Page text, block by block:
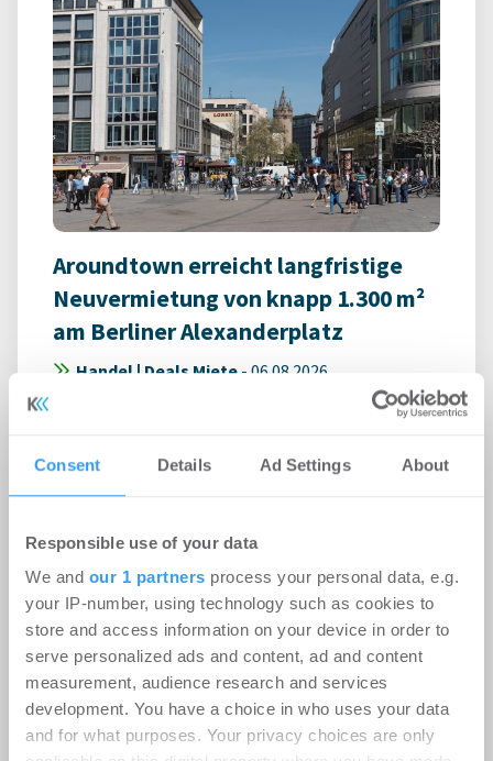
Consent Details Ad Settings About
Responsible use of your data
We and our 1 partners process your personal data, e.g.
your IP-number, using technology such as cookies to
store and access information on your device in order to
serve personalized ads and content, ad and content
measurement, audience research and services
development. You have a choice in who uses your data
and for what purposes. Your privacy choices are only
Aroundtown erreicht langfristige
Neuvermietung von knapp 1.300 m²
am Berliner Alexanderplatz
Handel | Deals Miete - 06.08.2026
Gastronomie-, Büro- und Lagerfläche im Alex One